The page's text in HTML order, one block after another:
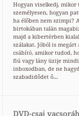
Hogyan viselkedj, mikor
személyesen, hogyan
ha élőben nem szimpi?
birtokában talán
majd a kibertérben
szálakat. Jóból is megárt
csábító, amikor tudod,
fiú vagy lány üzije
inboxodban, de ne
szabadidődet ő...
DVD-csaj